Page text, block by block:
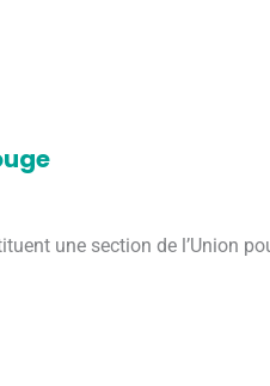
une section de l’Union